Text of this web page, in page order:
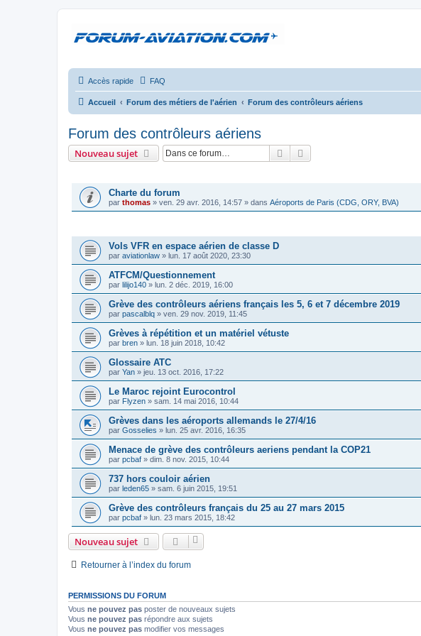
Accès rapide FAQ
Accueil Forum des métiers de l'aérien Forum des contrôleurs aériens
Forum des contrôleurs aériens
Nouveau sujet Rechercher
Charte du forum
par thomas » ven. 29 avr. 2016, 14:57 » dans Aéroports de Paris (CDG, ORY, BVA)
Vols VFR en espace aérien de classe D
par aviationlaw » lun. 17 août 2020, 23:30
ATFCM/Questionnement
par lilijo140 » lun. 2 déc. 2019, 16:00
Grève des contrôleurs aériens français les 5, 6 et 7 décembre 2019
par pascalblq » ven. 29 nov. 2019, 11:45
Grèves à répétition et un matériel vétuste
par bren » lun. 18 juin 2018, 10:42
Glossaire ATC
par Yan » jeu. 13 oct. 2016, 17:22
Le Maroc rejoint Eurocontrol
par Flyzen » sam. 14 mai 2016, 10:44
Grèves dans les aéroports allemands le 27/4/16
par Gosselies » lun. 25 avr. 2016, 16:35
Menace de grève des contrôleurs aeriens pendant la COP21
par pcbaf » dim. 8 nov. 2015, 10:44
737 hors couloir aérien
par leden65 » sam. 6 juin 2015, 19:51
Grève des contrôleurs français du 25 au 27 mars 2015
par pcbaf » lun. 23 mars 2015, 18:42
Nouveau sujet
Retourner à l’index du forum
PERMISSIONS DU FORUM
Vous ne pouvez pas poster de nouveaux sujets
Vous ne pouvez pas répondre aux sujets
Vous ne pouvez pas modifier vos messages